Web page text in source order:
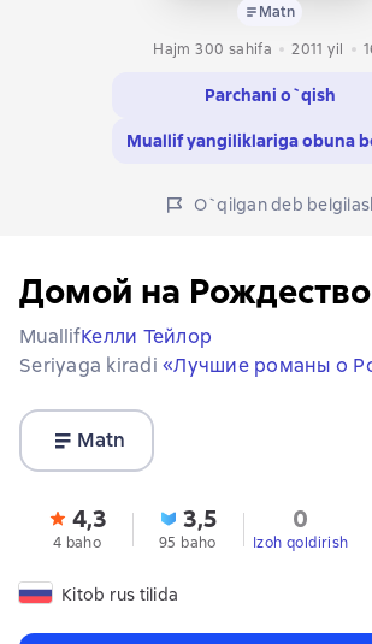
Matn
Hajm 300 sahifa
2011 yil
Parchani o`qish
Muallif yangiliklariga obuna
O`qilgan deb
Домой на Рождество
MuallifКелли Тейлор
Seriyaga kiradi «Лучшие романы о
Matn
4,3
4 baho
3,5
95 baho
0
Izoh qoldirish
Kitob rus tilida